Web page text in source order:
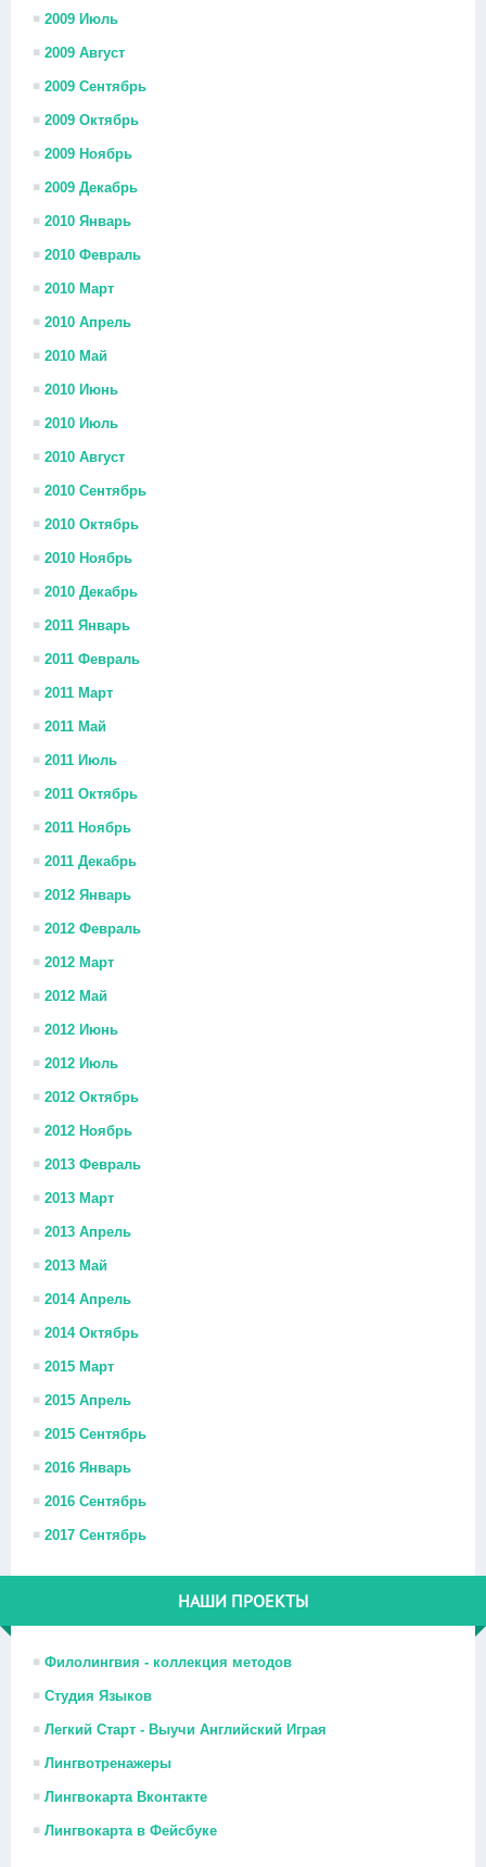
2009 Июль
2009 Август
2009 Сентябрь
2009 Октябрь
2009 Ноябрь
2009 Декабрь
2010 Январь
2010 Февраль
2010 Март
2010 Апрель
2010 Май
2010 Июнь
2010 Июль
2010 Август
2010 Сентябрь
2010 Октябрь
2010 Ноябрь
2010 Декабрь
2011 Январь
2011 Февраль
2011 Март
2011 Май
2011 Июль
2011 Октябрь
2011 Ноябрь
2011 Декабрь
2012 Январь
2012 Февраль
2012 Март
2012 Май
2012 Июнь
2012 Июль
2012 Октябрь
2012 Ноябрь
2013 Февраль
2013 Март
2013 Апрель
2013 Май
2014 Апрель
2014 Октябрь
2015 Март
2015 Апрель
2015 Сентябрь
2016 Январь
2016 Сентябрь
2017 Сентябрь
НАШИ ПРОЕКТЫ
Филолингвия - коллекция методов
Студия Языков
Легкий Старт - Выучи Английский Играя
Лингвотренажеры
Лингвокарта Вконтакте
Лингвокарта в Фейсбуке